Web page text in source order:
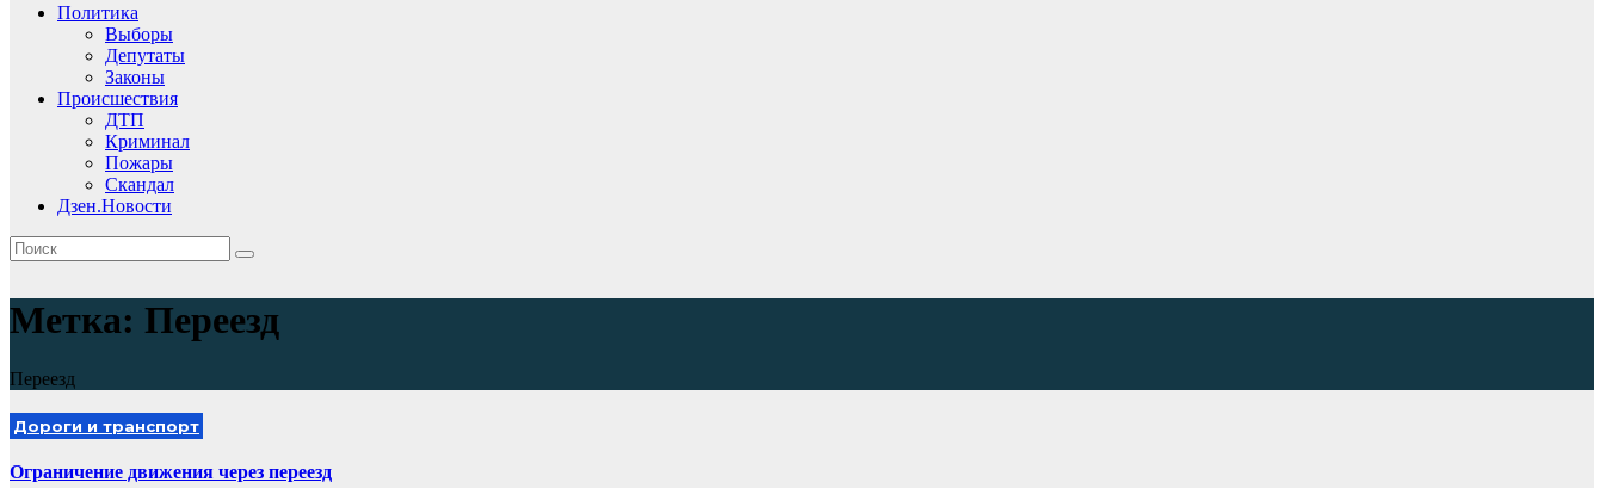
Политика
Выборы
Депутаты
Законы
Происшествия
ДТП
Криминал
Пожары
Скандал
Дзен.Новости
Метка: Переезд
Переезд
Дороги и транспорт
Ограничение движения через переезд